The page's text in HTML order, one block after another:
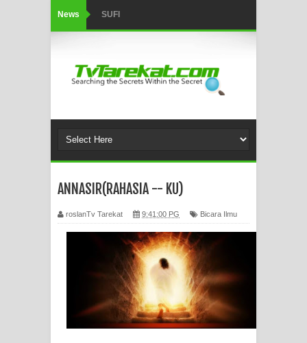
News SUFI
HIKMAH AL-HIKAM IMAM IBNU
AHLI SUFFAH: GOLONGAN SUFI
PERTAMA DI ZAMAN RASULULLAH
SAW?
Integritas amanah.
WAHDATUL WUJUD (IBNU ARABI)
DAN WAHDATUS SYUHUD (AHMAD
SIRHINDI)
ANNASIR(RAHASIA -- KU)
roslanTv Tarekat 9:41:00 PG Bicara Ilmu